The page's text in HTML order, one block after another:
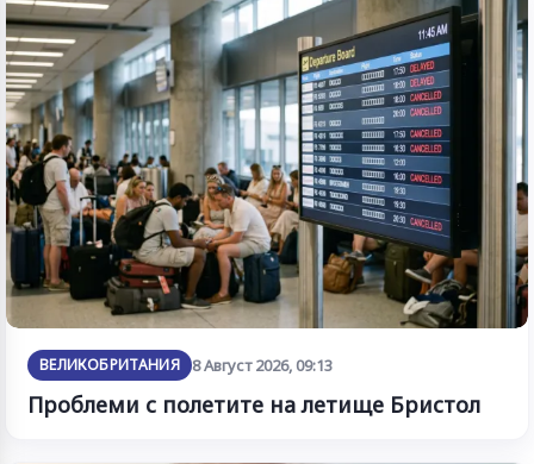
ВЕЛИКОБРИТАНИЯ 8 Август 2026, 09:13
Проблеми с полетите на летище Бристол